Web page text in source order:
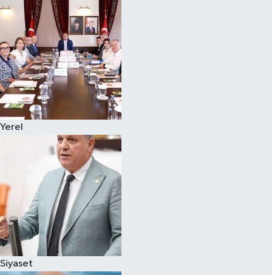
Yerel
Siyaset
Magazin
Özel
Resmi İlanlar
Sağlık
Siyaset
Spor
Yaşam
Yerel Yönetimler
Yurttan